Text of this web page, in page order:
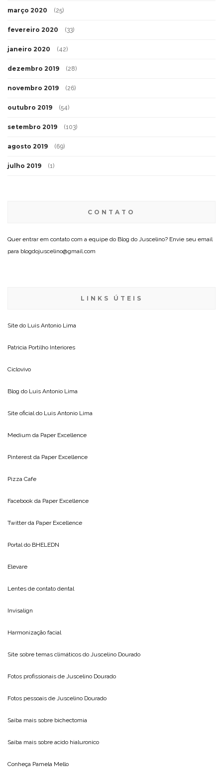
março 2020 (25)
fevereiro 2020 (33)
janeiro 2020 (42)
dezembro 2019 (28)
novembro 2019 (26)
outubro 2019 (54)
setembro 2019 (103)
agosto 2019 (69)
julho 2019 (1)
CONTATO
Quer entrar em contato com a equipe do Blog do Juscelino? Envie seu email
para blogdojuscelino@gmail.com
LINKS ÚTEIS
Site do Luis Antonio Lima
Patricia Portilho Interiores
Ciclovivo
Blog do Luis Antonio Lima
Site oficial do Luis Antonio Lima
Medium da Paper Excellence
Pinterest da Paper Excellence
Pizza Cafe
Facebook da Paper Excellence
Twitter da Paper Excellence
Portal do BHELEDN
Elevare
Lentes de contato dental
Invisalign
Harmonização facial
Site sobre temas climáticos do Juscelino Dourado
Fotos profissionais de Juscelino Dourado
Fotos pessoais de Juscelino Dourado
Saiba mais sobre bichectomia
Saiba mais sobre acido hialuronico
Conheça Pamela Mello